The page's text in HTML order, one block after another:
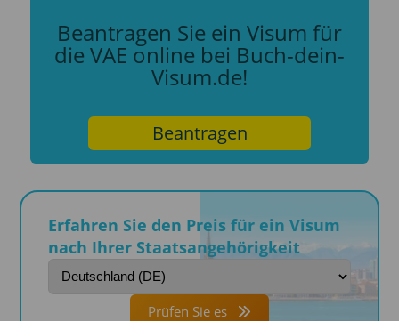
Beantragen Sie ein Visum für
die VAE online bei Buch-dein-
Visum.de!
Beantragen
Erfahren Sie den Preis für ein Visum
nach Ihrer Staatsangehörigkeit
Prüfen Sie es